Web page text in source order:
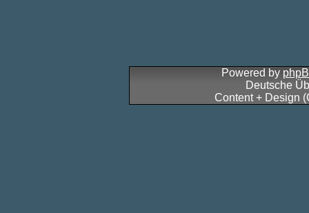
Powered by
Deutsche
Content + Design